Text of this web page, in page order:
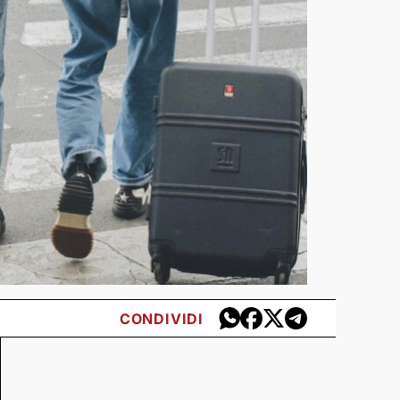
CONDIVIDI